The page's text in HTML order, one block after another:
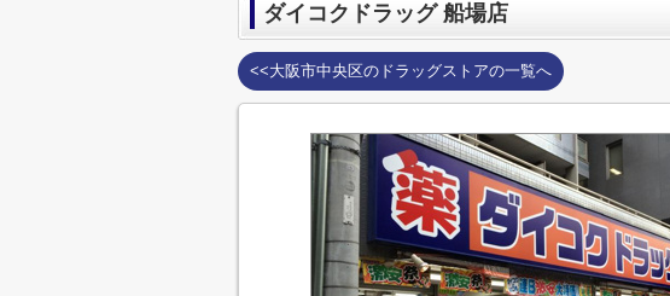
ダイコクドラッグ 船場店
<<大阪市中央区のドラッグストアの一覧へ